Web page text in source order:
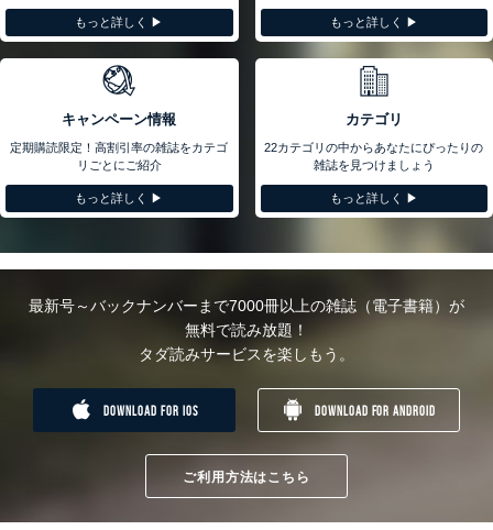
もっと詳しく ▶︎ もっと詳しく ▶︎
キャンペーン情報
定期購読限定！高割引率の雑誌をカテゴ
リごとにご紹介
もっと詳しく ▶︎
カテゴリ
22カテゴリの中からあなたにぴったりの
雑誌を見つけましょう
もっと詳しく ▶︎
最新号～バックナンバーまで7000冊以上の雑誌（電子書籍）が
無料で読み放題！
タダ読みサービスを楽しもう。
DOWNLOAD FOR IOS DOWNLOAD FOR ANDROID
ご利用方法はこちら